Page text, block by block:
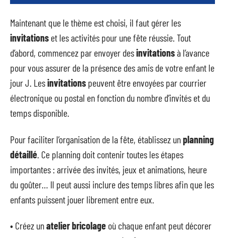
Maintenant que le thème est choisi, il faut gérer les
invitations et les activités pour une fête réussie. Tout
d’abord, commencez par envoyer desinvitationsà l’avance
pour vous assurer de la présence des amis de votre enfant le
jour J. Lesinvitations peuvent être envoyées par courrier
électronique ou postal en fonction du nombre d’invités et du
temps disponible.
Pour faciliter l’organisation de la fête, établissez unplanning
détaillé . Ce planning doit contenir toutes les étapes
importantes : arrivée des invités, jeux et animations, heure
du goûter… Il peut aussi inclure des temps libres afin que les
enfants puissent jouer librement entre eux.
• Créez unatelier bricolage où chaque enfant peut décorer